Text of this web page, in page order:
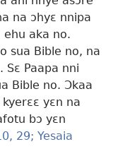
na ɔhyɛ nnipa
aka no.
sua Bible no, na
Sɛ Paapa nni
Bible no. Ɔkaa
yɛn na
bɔ yɛn
29; Yesaia